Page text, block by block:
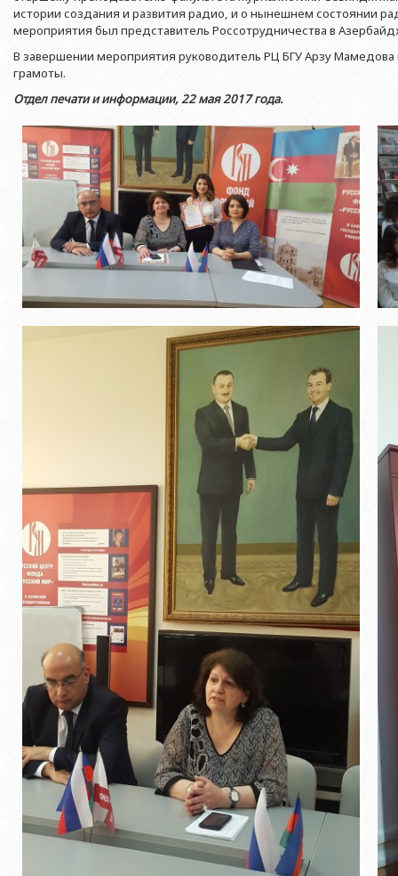
Выпускники БГУ
Почетные доктора
Образование в БГУ
Перечень специальностей
Знаменательные даты в истории БГУ
Отдел протокола
Служба психологической помощи
Спортивно-оздоровительный
Университетская газета
Типография
Издательство
Филологический
Исторический
Факультет
Факультет
Факультет
Факультет Теология
Факультет
Азербайджанской
Юридическое
Азербайджанской
Юридическое
Юридическое
и образования
истории создания и развития радио, и о нынешнем состоянии
мероприятия был представитель Россотрудничества в
В завершении мероприятия руководитель РЦ БГУ Арзу
грамоты.
Отдел печати и информации, 22 мая 2017 года.